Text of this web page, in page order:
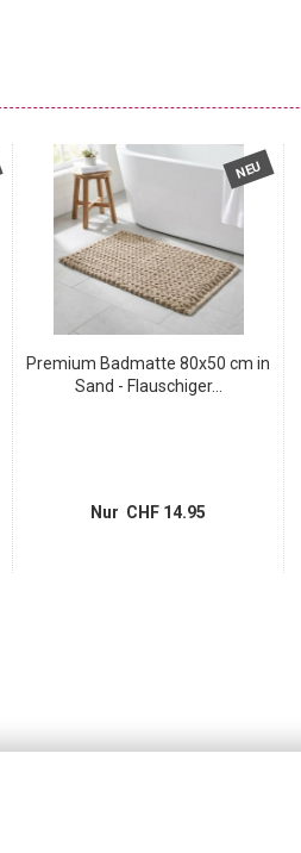
NEU
Premium Badmatte 80x50 cm in
Sand - Flauschiger...
Nur CHF 14.95